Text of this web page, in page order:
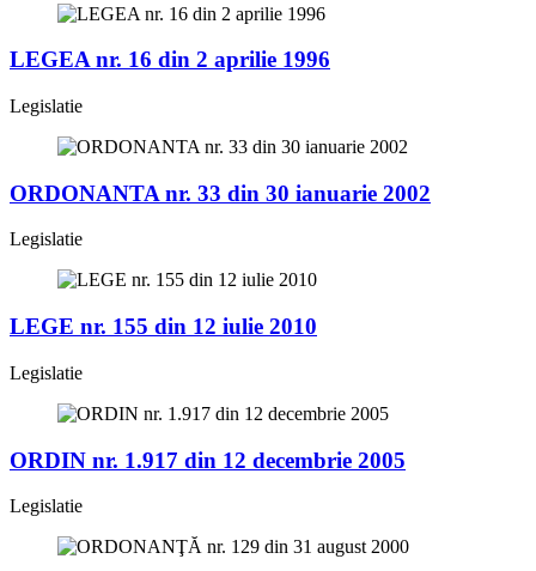
LEGEA nr. 16 din 2 aprilie 1996
Legislatie
ORDONANTA nr. 33 din 30 ianuarie 2002
Legislatie
LEGE nr. 155 din 12 iulie 2010
Legislatie
ORDIN nr. 1.917 din 12 decembrie 2005
Legislatie